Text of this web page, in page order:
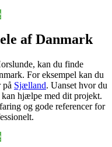
af Danmark
kan du finde
For eksempel kan du
på Sjælland. Uanset hvor du
hjælpe med dit projekt.
og gode referencer for